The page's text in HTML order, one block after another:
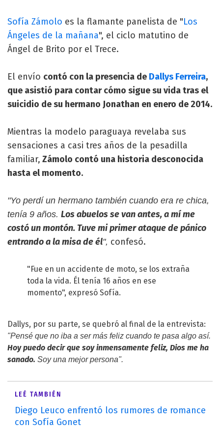
Sofía Zámolo es la flamante panelista de "Los
Ángeles de la mañana", el ciclo matutino de
Ángel de Brito por el Trece.
El envío contó con la presencia de Dallys Ferreira,
que asistió para contar cómo sigue su vida tras el
suicidio de su hermano Jonathan en enero de 2014.
Mientras la modelo paraguaya revelaba sus
sensaciones a casi tres años de la pesadilla
familiar, Zámolo contó una historia desconocida
hasta el momento.
"Yo perdí un hermano también cuando era re chica,
tenía 9 años. Los abuelos se van antes, a mí me
costó un montón. Tuve mi primer ataque de pánico
entrando a la misa de él", confesó.
"Fue en un accidente de moto, se los extraña
toda la vida. Él tenía 16 años en ese
momento", expresó Sofía.
Dallys, por su parte, se quebró al final de la entrevista:
"Pensé que no iba a ser más feliz cuando te pasa algo así.
Hoy puedo decir que soy inmensamente feliz, Dios me ha
sanado. Soy una mejor persona".
LEÉ TAMBIÉN
Diego Leuco enfrentó los rumores de romance
con Sofía Gonet